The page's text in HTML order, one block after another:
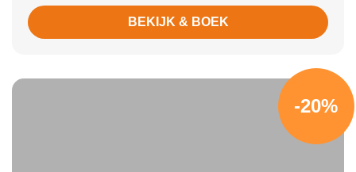
BEKIJK & BOEK
-20%